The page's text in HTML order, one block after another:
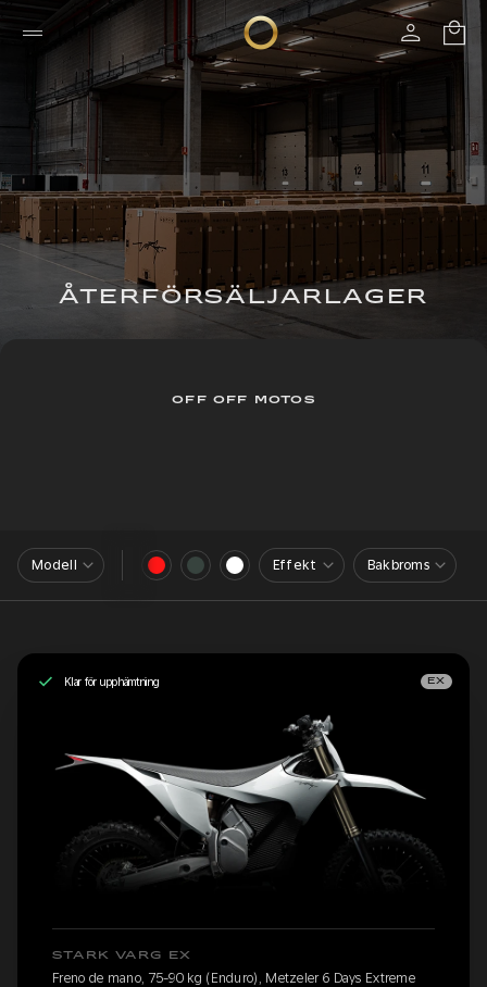
ÅTERFÖRSÄLJARLAGER
OFF OFF MOTOS
Modell Effekt Bakbroms
Klar för upphämtning EX
STARK VARG EX
Freno de mano, 75-90 kg (Enduro), Metzeler 6 Days Extreme